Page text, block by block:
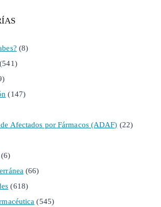
(8)
(541)
(147)
Afectados por Fármacos (ADAF) (22)
(6)
(66)
(618)
(545)